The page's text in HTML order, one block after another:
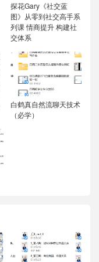
探花Gary《社交蓝
图》从零到社交高手系
列课 情商提升 构建社
交体系
白鹤真自然流聊天技术
（必学）